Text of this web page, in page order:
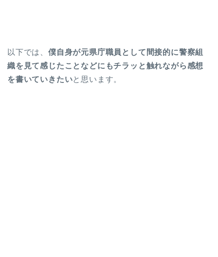
以下では、 僕自身が元県庁職員として間接的に警察組
織を見て感じたことなどにもチラッと触れながら感想
を書いていきたいと思います。